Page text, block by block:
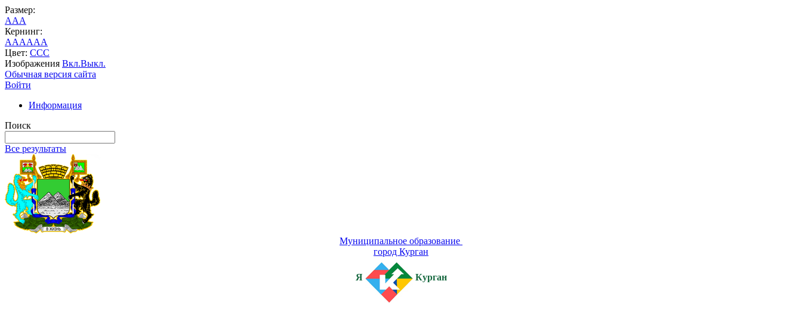
Размер:
AAA
Кернинг:
AAAAAA
Цвет: CCC
Изображения Вкл.Выкл.
Обычная версия сайта
Войти
Информация
Поиск
Все результаты
Муниципальное образование
город Курган
Я Курган